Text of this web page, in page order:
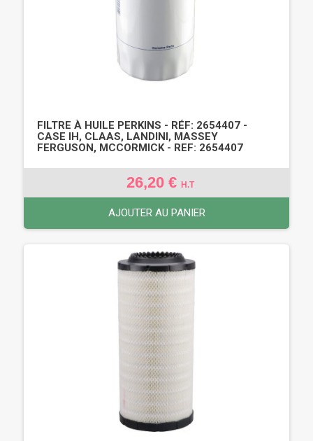
FILTRE À HUILE PERKINS - RÉF: 2654407 -
CASE IH, CLAAS, LANDINI, MASSEY
FERGUSON, MCCORMICK - REF: 2654407
26,20 € H.T
AJOUTER AU PANIER